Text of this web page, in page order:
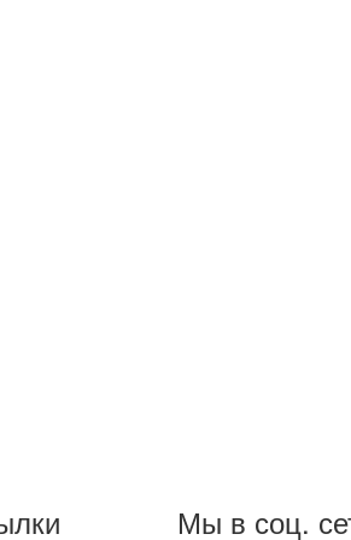
Мы в соц.